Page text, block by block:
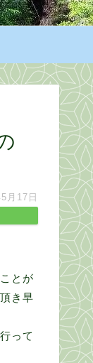
月17日
とが
き早
って